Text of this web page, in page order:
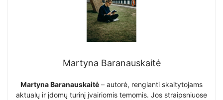
Martyna Baranauskaitė
Martyna Baranauskaitė – autorė, rengianti skaitytojams
aktualų ir įdomų turinį įvairiomis temomis. Jos straipsniuose